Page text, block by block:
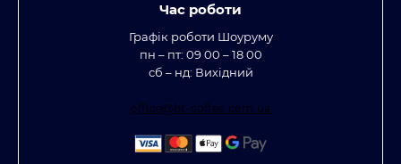
Час роботи
Графік роботи Шоуруму
пн – пт: 09 00 – 18 00
сб – нд: Вихідний
office@bt-coffee.com.ua